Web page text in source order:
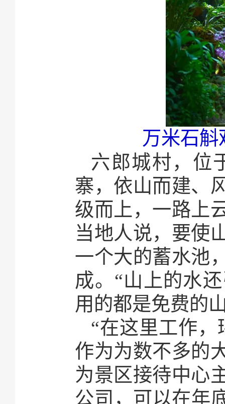
万米石斛
六郎城村，位
寨，依山而建、
级而上，一路上
当地人说，要使
一个大的蓄水池
成。“山上的水
用的都是免费的
“在这里工作
作为为数不多的
为景区接待中心
公司，可以在年